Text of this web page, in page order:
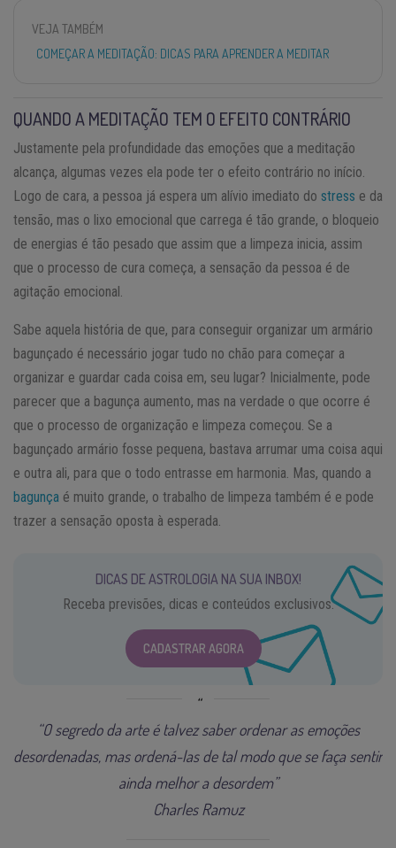
VEJA TAMBÉM
COMEÇAR A MEDITAÇÃO: DICAS PARA APRENDER A MEDITAR
QUANDO A MEDITAÇÃO TEM O EFEITO CONTRÁRIO
Justamente pela profundidade das emoções que a meditação
alcança, algumas vezes ela pode ter o efeito contrário no início.
Logo de cara, a pessoa já espera um alívio imediato do stress e da
tensão, mas o lixo emocional que carrega é tão grande, o bloqueio
de energias é tão pesado que assim que a limpeza inicia, assim
que o processo de cura começa, a sensação da pessoa é de
agitação emocional.
Sabe aquela história de que, para conseguir organizar um armário
bagunçado é necessário jogar tudo no chão para começar a
organizar e guardar cada coisa em, seu lugar? Inicialmente, pode
parecer que a bagunça aumento, mas na verdade o que ocorre é
que o processo de organização e limpeza começou. Se a
bagunçado armário fosse pequena, bastava arrumar uma coisa aqui
e outra ali, para que o todo entrasse em harmonia. Mas, quando a
bagunça é muito grande, o trabalho de limpeza também é e pode
trazer a sensação oposta à esperada.
DICAS DE ASTROLOGIA NA SUA INBOX!
Receba previsões, dicas e conteúdos exclusivos.
CADASTRAR AGORA
“O segredo da arte é talvez saber ordenar as emoções
desordenadas, mas ordená-las de tal modo que se faça sentir
ainda melhor a desordem”
Charles Ramuz